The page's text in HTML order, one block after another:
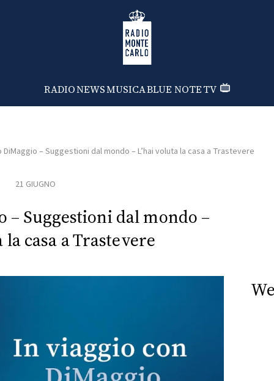
Radio Monte Carlo
RADIONEWSMUSICABLUE NOTETV
– Suggestioni dal mondo – L’hai voluta la casa a Trastevere
21 GIUGNO
Suggestioni dal mondo –
la casa a Trastevere